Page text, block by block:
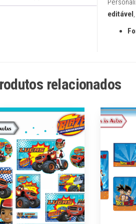
editável
relacionados